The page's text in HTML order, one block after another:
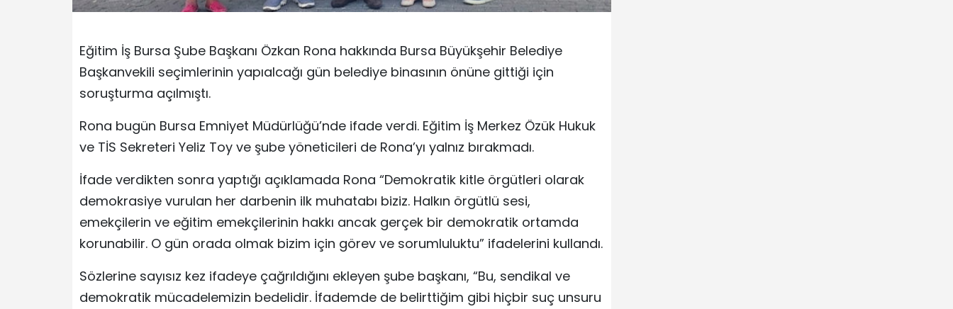
Eğitim İş Bursa Şube Başkanı Özkan Rona hakkında Bursa Büyükşehir Belediye
Başkanvekili seçimlerinin yapıalcağı gün belediye binasının önüne gittiği için
soruşturma açılmıştı.
Rona bugün Bursa Emniyet Müdürlüğü’nde ifade verdi. Eğitim İş Merkez Özük Hukuk
ve TİS Sekreteri Yeliz Toy ve şube yöneticileri de Rona’yı yalnız bırakmadı.
İfade verdikten sonra yaptığı açıklamada Rona “Demokratik kitle örgütleri olarak
demokrasiye vurulan her darbenin ilk muhatabı biziz. Halkın örgütlü sesi,
emekçilerin ve eğitim emekçilerinin hakkı ancak gerçek bir demokratik ortamda
korunabilir. O gün orada olmak bizim için görev ve sorumluluktu” ifadelerini kullandı.
Sözlerine sayısız kez ifadeye çağrıldığını ekleyen şube başkanı, “Bu, sendikal ve
demokratik mücadelemizin bedelidir. İfademde de belirttiğim gibi hiçbir suç unsuru